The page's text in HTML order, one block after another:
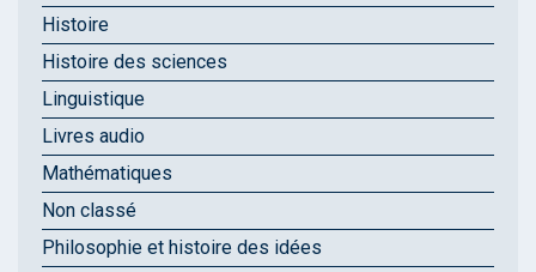
Histoire
Histoire des sciences
Linguistique
Livres audio
Mathématiques
Non classé
Philosophie et histoire des idées